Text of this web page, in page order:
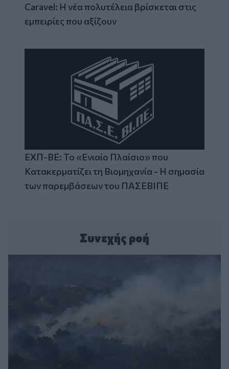
Caravel: Η νέα πολυτέλεια βρίσκεται στις
εμπειρίες που αξίζουν
ΕΧΠ-ΒΕ: Το «Ενιαίο Πλαίσιο» που
Κατακερματίζει τη Βιομηχανία - Η σημασία
των παρεμβάσεων του ΠΑΣΕΒΙΠΕ
Συνεχής ροή